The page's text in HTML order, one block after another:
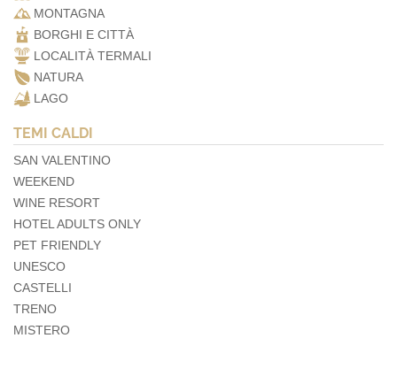
MONTAGNA
BORGHI E CITTÀ
LOCALITÀ TERMALI
NATURA
LAGO
TEMI CALDI
SAN VALENTINO
WEEKEND
WINE RESORT
HOTEL ADULTS ONLY
PET FRIENDLY
UNESCO
CASTELLI
TRENO
MISTERO